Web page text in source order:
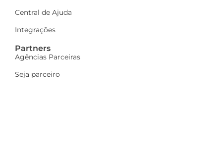
Central de Ajuda
Integrações
Partners
Agências Parceiras
Seja parceiro